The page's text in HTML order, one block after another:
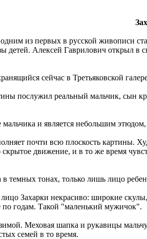
из первых в русской живописи
детей. Алексей Гаврилович открыл
сейчас в Третьяковской
послужил реальный мальчик, сын
и является небольшим этюдом,
почти всю плоскость картины.
движение, и в то же время
темных тонах, только лишь лицо
Захарки некрасиво: широкие
по годам. Такой "маленький мужичок".
Меховая шапка и рукавицы
семей в то время.